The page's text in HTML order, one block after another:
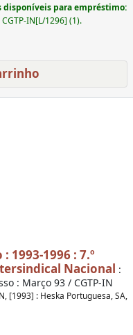
disponíveis para empréstimo:
IN[L/1296] (1).
1993-1996 : 7.º
Nacional :
: Março 93 / CGTP-IN
[1993] : Heska Portuguesa, SA,